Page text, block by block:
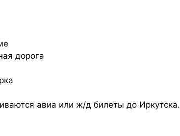
дорога
авиа или ж/д билеты до Иркутска.